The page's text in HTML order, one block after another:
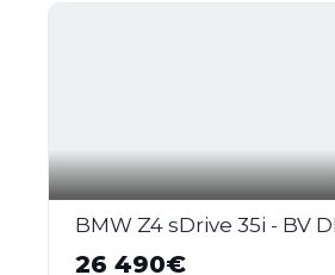
26 490€